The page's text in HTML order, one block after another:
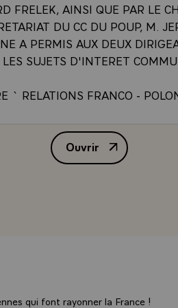
FRELEK, AINSI QUE PAR LE
DU CC DU POUP, M.
A PERMIS AUX DEUX
SUJETS D'INTERET
` RELATIONS FRANCO -
- FRANCAISES
CONFORMEMENT AUX
DE LA COOPERATION
QU'ELLE CONSTITUE
DU DEVELOPPEMENT
Ouvrir
COMMUNIQUE DE
qui font rayonner la France !